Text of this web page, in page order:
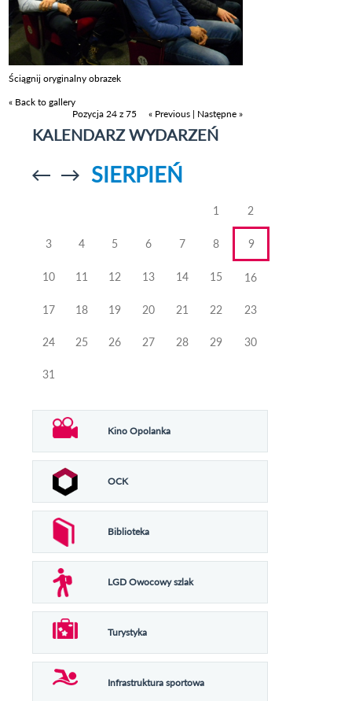
Ściągnij oryginalny obrazek
« Back to gallery
Pozycja 24 z 75
« Previous | Następne »
KALENDARZ WYDARZEŃ
Przejdź doPrzejdź do
SIERPIEŃ
1 2
3 4 5 6 7 8 9
10 11 12 13 14 15 16
17 18 19 20 21 22 23
24 25 26 27 28 29 30
31
Kino Opolanka
OCK
Biblioteka
LGD Owocowy szlak
Turystyka
Infrastruktura sportowa